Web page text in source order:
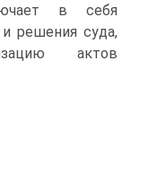
в себя
решения суда,
актов